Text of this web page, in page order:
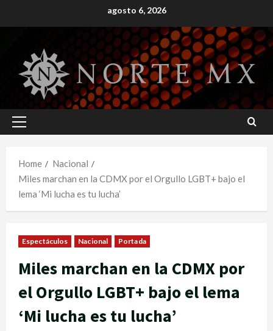
to
agosto 6, 2026
Primary
Home
Nacional
Miles marchan en la CDMX por el Orgullo LGBT+ bajo el
lema ‘Mi lucha es tu lucha’
Espectáculos Nacional Portada
Miles marchan en la CDMX por
el Orgullo LGBT+ bajo el lema
‘Mi lucha es tu lucha’